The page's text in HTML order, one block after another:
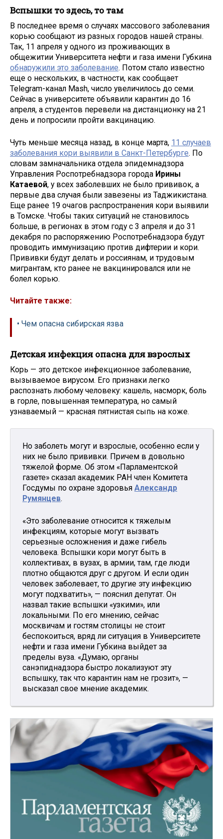
Вспышки то здесь, то там
В последнее время о случаях массового заболевания
корью сообщают из разных городов нашей страны.
Так, 11 апреля у одного из проживающих в
общежитии Университета нефти и газа имени Губкина
обнаружили это заболевание. Потом стало известно
еще о нескольких, в частности, как сообщает
Telegram-канал Mash, число увеличилось до семи.
Сейчас в университете объявили карантин до 16
апреля, а студентов перевели на дистанционку на 21
день и попросили пройти вакцинацию.
Чуть меньше месяца назад, в конце марта, 11 случаев
заболевания кори выявили в Санкт-Петербурге. По
словам замначальника отдела эпидемнадзора
Управления Роспотребнадзора города Ирины
Катаевой, у всех заболевших не было прививок, а
первые два случая были завезены из Таджикистана.
Еще ранее 19 очагов распространения кори выявили
в Томске. Чтобы таких ситуаций не становилось
больше, в регионах в этом году с 3 апреля и до 31
декабря по распоряжению Роспотребнадзора будут
проводить иммунизацию против дифтерии и кори.
Прививки будут делать и россиянам, и трудовым
мигрантам, кто ранее не вакцинировался или не
болел корью.
Читайте также:
• Чем опасна сибирская язва
Детская инфекция опасна для взрослых
Корь — это детское инфекционное заболевание,
вызываемое вирусом. Его признаки легко
распознать любому человеку: кашель, насморк, боль
в горле, повышенная температура, но самый
узнаваемый — красная пятнистая сыпь на коже.
Но заболеть могут и взрослые, особенно если у
них не было прививки. Причем в довольно
тяжелой форме. Об этом «Парламентской
газете» сказал академик РАН член Комитета
Госдумы по охране здоровья Александр
Румянцев.
«Это заболевание относится к тяжелым
инфекциям, которые могут вызвать
серьезные осложнения и даже гибель
человека. Вспышки кори могут быть в
коллективах, в вузах, в армии, там, где люди
плотно общаются друг с другом. И если один
человек заболевает, то другие эту инфекцию
могут подхватить», — пояснил депутат. Он
назвал такие вспышки «узкими», или
локальными. По его мнению, сейчас
москвичам и гостям столицы не стоит
беспокоиться, вряд ли ситуация в Университете
нефти и газа имени Губкина выйдет за
пределы вуза. «Думаю, органы
санэпиднадзора быстро локализуют эту
вспышку, так что карантин нам не грозит», —
высказал свое мнение академик.